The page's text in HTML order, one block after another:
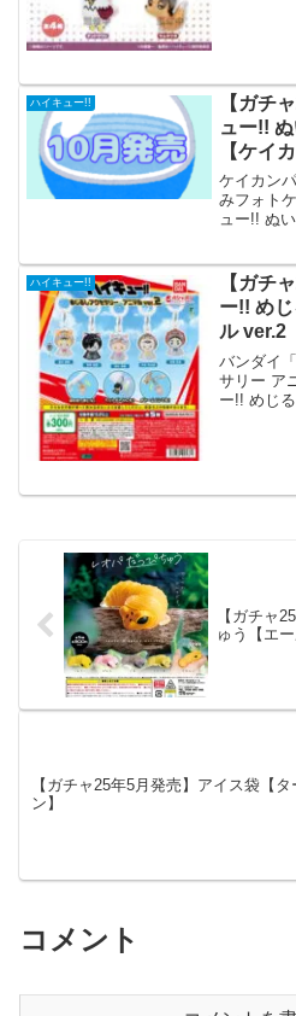
ハイキュー!!
【ガチ
ュー!!
【ケイ
ケイカン
みフォト
ュー!! ぬ
が全国の
れま...
ハイキュー!!
【ガチ
ー!! め
ル ver.2
バンダイ
サリー
ー!! めじ
【ガチャ
ゅう【エー
【ガチャ25年5月発売】アイス袋【タ
ン】
コメント